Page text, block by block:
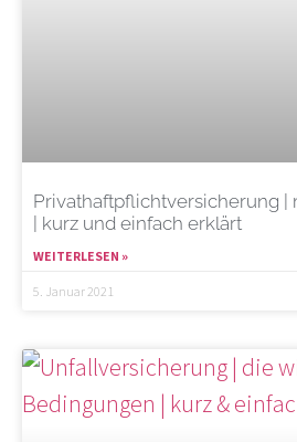
Privathaftpflichtversicherung |
| kurz und einfach erklärt
WEITERLESEN »
5. Januar 2021